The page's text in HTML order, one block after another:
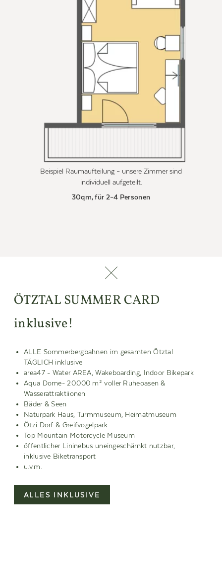
ÖTZTAL SUMMER CARD
inklusive!
ALLE Sommerbergbahnen im gesamten Ötztal
TÄGLICH inklusive
area47 - Water AREA, Wakeboarding, Indoor Bikepark
Aqua Dome- 20.000 m² voller Ruheoasen &
Wasserattraktiionen
Bäder & Seen
Naturpark Haus, Turmmuseum, Heimatmuseum
Ötzi Dorf & Greifvogelpark
Top Mountain Motorcycle Museum
öffentlicher Lininebus uneingeschärnkt nutzbar,
inklusive Biketransport
u.v.m.
ALLES INKLUSIVE
Beispiel Raumaufteilung – unsere Zimmer sind
individuell aufgeteilt.
30qm, für 2–4 Personen
Jahren, von € 5,00 pro Person und Nacht.
Unser Halbpension-Restaurant bleibt immer DIENSTAG
GESCHLOSSEN(Änderungen vorbehalten). An diesem Tag gilt
eine bereits vergünstigte Tagesrate. Das Frühstück findet wie
gewohnt von 07.30 – 10.00 Uhr statt.